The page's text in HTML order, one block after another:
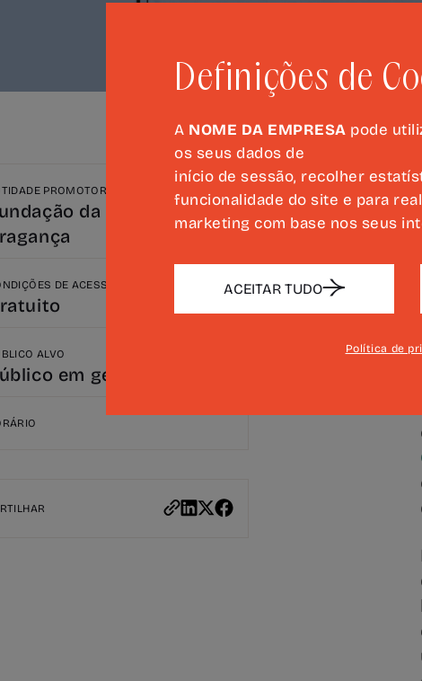
PROMOTORA
da Casa de
DE ACESSO
ALVO
em geral
Definições de
A NOME DA EMPRESA pode
os seus dados de
início de sessão, recolher
funcionalidade do site e para
marketing com base nos seus
ACEITAR TUDO
Política de